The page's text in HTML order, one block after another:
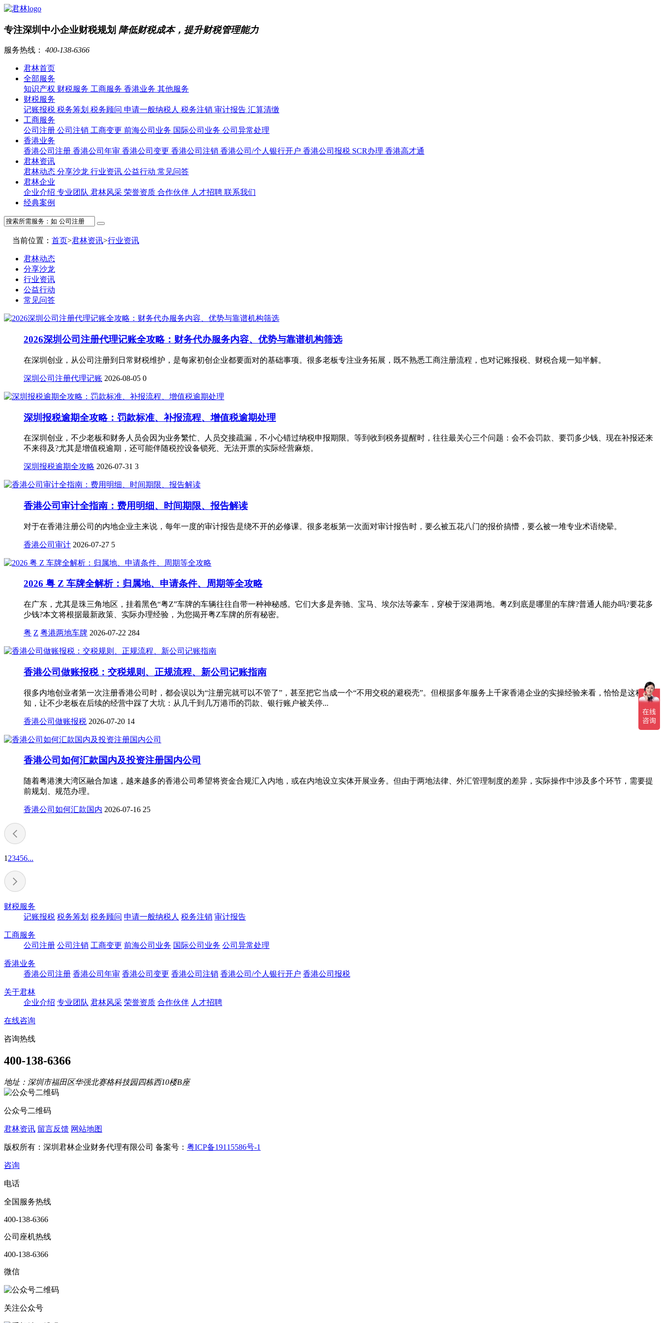
专注深圳中小企业财税规划 降低财税成本，提升财税管理能力
服务热线： 400-138-6366
君林首页
全部服务
知识产权 财税服务 工商服务 香港业务 其他服务
财税服务
记账报税 税务筹划 税务顾问 申请一般纳税人 税务注销 审计报告 汇算清缴
工商服务
公司注册 公司注销 工商变更 前海公司业务 国际公司业务 公司异常处理
香港业务
香港公司注册 香港公司年审 香港公司变更 香港公司注销 香港公司/个人银行开户 香港公司报税 SCR办理 香港高才通
君林资讯
君林动态 分享沙龙 行业资讯 公益行动 常见问答
君林企业
企业介绍 专业团队 君林风采 荣誉资质 合作伙伴 人才招聘 联系我们
经典案例
当前位置： 首页>君林资讯>行业资讯
君林动态
分享沙龙
行业资讯
公益行动
常见问答
2026深圳公司注册代理记账全攻略：财务代办服务内容、优势与靠谱机构筛选
在深圳创业，从公司注册到日常财税维护，是每家初创企业都要面对的基础事项。很多老板专注业务拓展，既不熟悉工商注册流程，也对记账报税、财税合规一知半解。
深圳公司注册代理记账 2026-08-05 0
深圳报税逾期全攻略：罚款标准、补报流程、增值税逾期处理
​​在深圳创业，不少老板和财务人员会因为业务繁忙、人员交接疏漏，不小心错过纳税申报期限。等到收到税务提醒时，往往最关心三个问题：会不会罚款、要罚多少钱、现在补报还来
不来得及?尤其是增值税逾期，还可能伴随税控设备锁死、无法开票的实际经营麻烦。
深圳报税逾期全攻略 2026-07-31 3
香港公司审计全指南：费用明细、时间期限、报告解读
对于在香港注册公司的内地企业主来说，每年一度的审计报告是绕不开的必修课。很多老板第一次面对审计报告时，要么被五花八门的报价搞懵，要么被一堆专业术语绕晕。
香港公司审计 2026-07-27 5
2026 粤 Z 车牌全解析：归属地、申请条件、周期等全攻略
在广东，尤其是珠三角地区，挂着黑色“粤Z”车牌的车辆往往自带一种神秘感。它们大多是奔驰、宝马、埃尔法等豪车，穿梭于深港两地。粤Z到底是哪里的车牌?普通人能办吗?要花多
少钱?本文将根据最新政策、实际办理经验，为您揭开粤Z车牌的所有秘密。
粤 Z 粤港两地车牌 2026-07-22 284
香港公司做账报税：交税规则、正规流程、新公司记账指南
很多内地创业者第一次注册香港公司时，都会误以为“注册完就可以不管了”，甚至把它当成一个“不用交税的避税壳”。但根据多年服务上千家香港企业的实操经验来看，恰恰是这种认
知，让不少老板在后续的经营中踩了大坑：从几千到几万港币的罚款、银行账户被关停...
香港公司做账报税 2026-07-20 14
香港公司如何汇款国内及投资注册国内公司
随着粤港澳大湾区融合加速，越来越多的香港公司希望将资金合规汇入内地，或在内地设立实体开展业务。但由于两地法律、外汇管理制度的差异，实际操作中涉及多个环节，需要提
前规划、规范办理。
香港公司如何汇款国内 2026-07-16 25
1 23456...
财税服务
记账报税 税务筹划 税务顾问 申请一般纳税人 税务注销 审计报告
工商服务
公司注册 公司注销 工商变更 前海公司业务 国际公司业务 公司异常处理
香港业务
香港公司注册 香港公司年审 香港公司变更 香港公司注销 香港公司/个人银行开户 香港公司报税
关于君林
企业介绍 专业团队 君林风采 荣誉资质 合作伙伴 人才招聘
在线咨询
咨询热线
400-138-6366
地址：深圳市福田区华强北赛格科技园四栋西10楼B座
公众号二维码
君林资讯 留言反馈 网站地图
版权所有：深圳君林企业财务代理有限公司 备案号： 粤ICP备19115586号-1
咨询
电话
全国服务热线
400-138-6366
公司座机热线
400-138-6366
微信
关注公众号